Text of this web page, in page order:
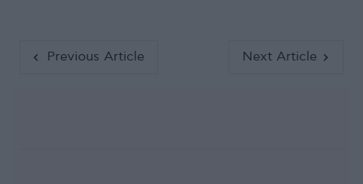
Previous Article Next Article